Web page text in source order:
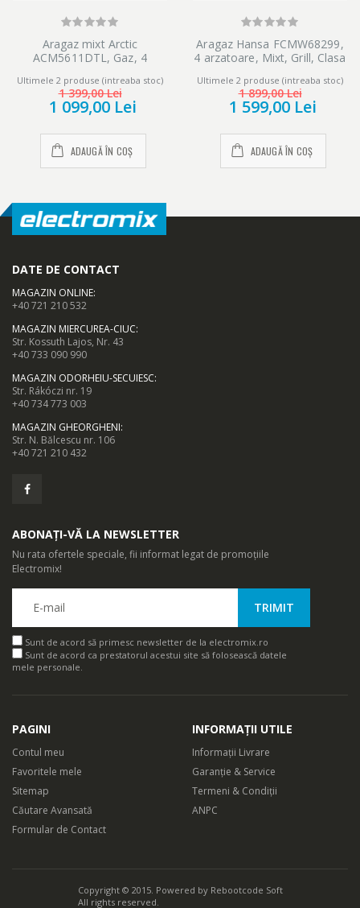
Aragaz mixt Arctic
ACM5611DTL, Gaz, 4
eficienta ridicata, Timer, 50
cm, Alb
Ultimele 2 produse (intreaba stoc)
1 399,00 Lei
1 099,00 Lei
ADAUGĂ ÎN COȘ
Aragaz Hansa FCMW68299,
4 arzatoare, Mixt, Grill, Clasa
Ultimele 2 produse (intreaba stoc)
1 899,00 Lei
1 599,00 Lei
ADAUGĂ ÎN COȘ
DATE DE CONTACT
MAGAZIN ONLINE:
+40 721 210 532
MAGAZIN MIERCUREA-CIUC:
Str. Kossuth Lajos, Nr. 43
+40 733 090 990
MAGAZIN ODORHEIU-SECUIESC:
Str. Rákóczi nr. 19
+40 734 773 003
MAGAZIN GHEORGHENI:
Str. N. Bălcescu nr. 106
+40 721 210 432
ABONAȚI-VĂ LA NEWSLETTER
Nu rata ofertele speciale, fii informat legat de promoțiile
Electromix!
Sunt de acord să primesc newsletter de la electromix.ro
Sunt de acord ca prestatorul acestui site să folosească datele
mele personale.
PAGINI
Contul meu
Favoritele mele
Sitemap
Căutare Avansată
Formular de Contact
INFORMAȚII UTILE
Informații Livrare
Garanție & Service
Termeni & Condiții
ANPC
Copyright © 2015. Powered by Rebootcode Soft
All rights reserved.